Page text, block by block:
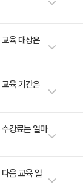
연동되는지 설명
명하기
리
차이점 설명하기
을 학습합니다.
반 앱을 빌드하
육 대상은
하는 사람 클라우
람 Microsoft
육 기간은
있습니다.
강료는 얼마
기업 할인 혜택
해 주세요.
음 교육 일